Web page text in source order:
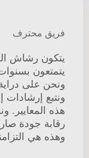
فريق محترف
يتكون رشاش
يتمتعون
ونحن على دراية
ونتبع إرشادات
هذه
رقابة جودة
وهذه هي